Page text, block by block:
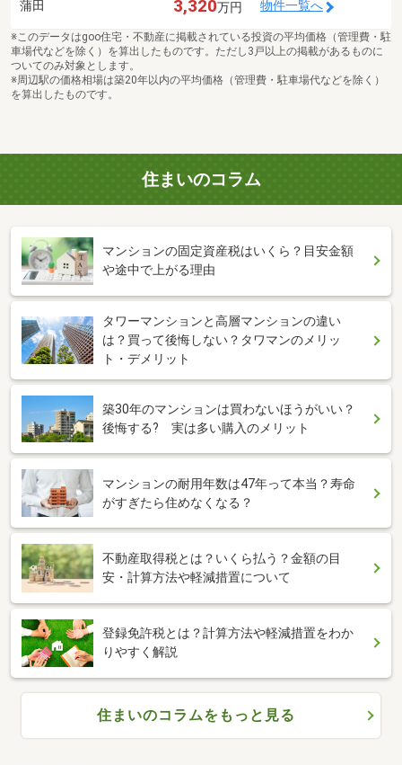
蒲田 3,320万円 物件一覧へ
※このデータはgoo住宅・不動産に掲載されている投資の平均価格（管理費・駐
車場代などを除く）を算出したものです。ただし3戸以上の掲載があるものに
ついてのみ対象とします。
※周辺駅の価格相場は築20年以内の平均価格（管理費・駐車場代などを除く）
を算出したものです。
住まいのコラム
マンションの固定資産税はいくら？目安金額
や途中で上がる理由
タワーマンションと高層マンションの違い
は？買って後悔しない？タワマンのメリッ
ト・デメリット
築30年のマンションは買わないほうがいい？
後悔する? 実は多い購入のメリット
マンションの耐用年数は47年って本当？寿命
がすぎたら住めなくなる？
不動産取得税とは？いくら払う？金額の目
安・計算方法や軽減措置について
登録免許税とは？計算方法や軽減措置をわか
りやすく解説
住まいのコラムをもっと見る